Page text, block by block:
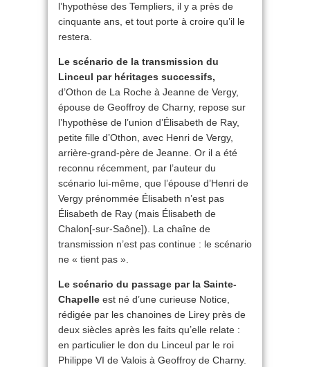
l’hypothèse des Templiers, il y a près de
cinquante ans, et tout porte à croire qu’il le
restera.
Le scénario de la transmission du
Linceul par héritages successifs,
d’Othon de La Roche à Jeanne de Vergy,
épouse de Geoffroy de Charny, repose sur
l’hypothèse de l’union d’Élisabeth de Ray,
petite fille d’Othon, avec Henri de Vergy,
arrière-grand-père de Jeanne. Or il a été
reconnu récemment, par l’auteur du
scénario lui-même, que l’épouse d’Henri de
Vergy prénommée Élisabeth n’est pas
Élisabeth de Ray (mais Élisabeth de
Chalon[-sur-Saône]). La chaîne de
transmission n’est pas continue : le scénario
ne « tient pas ».
Le scénario du passage par la Sainte-
Chapelle est né d’une curieuse Notice,
rédigée par les chanoines de Lirey près de
deux siècles après les faits qu’elle relate :
en particulier le don du Linceul par le roi
Philippe VI de Valois à Geoffroy de Charny.